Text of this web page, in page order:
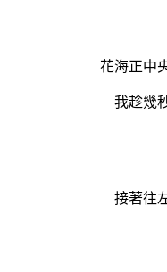
花海正中
我趁幾
接著往